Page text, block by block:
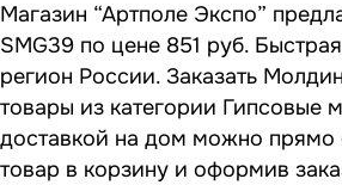
Магазин “Артполе Экспо”
SMG39 по цене 851 руб.
регион России. Заказать
товары из категории Гипсовые
доставкой на дом можно прямо
товар в корзину и оформив